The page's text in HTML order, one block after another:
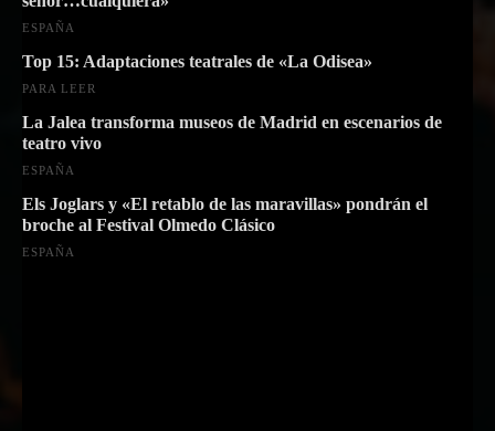
ESPAÑA
Top 15: Adaptaciones teatrales de «La Odisea»
PARA LEER
La Jalea transforma museos de Madrid en escenarios de
teatro vivo
ESPAÑA
Els Joglars y «El retablo de las maravillas» pondrán el
broche al Festival Olmedo Clásico
ESPAÑA